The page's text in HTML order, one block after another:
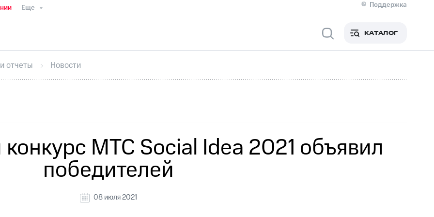
Еще
Поддержка
Медиа-центр
ИнтервьюФинансовая отчетностьКонтактыПригласить спикера
секретарьРаскрытие информации
кабинет акционераАкционерный капиталКонтроль и аудитРынок акций
КАТАЛОГ
отчеты Новости
МТС Social Idea 2021 объявил
победителей
08 июля 2021